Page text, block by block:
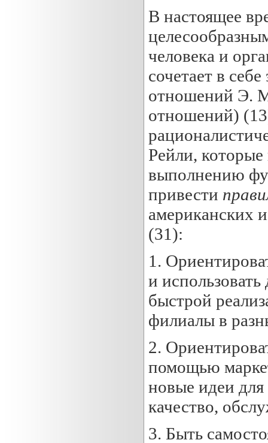
В настоящее
человека и
сочетает в
отношений Э.
отношений)
Рейли,
выполнению
привести
американских
(31):
1.
и использовать
быстрой
филиалы в
2.
помощью
новые идеи для
качество,
3. Быть